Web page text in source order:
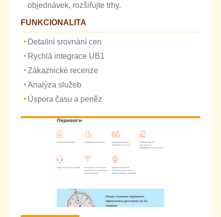
objednávek, rozšiřujte trhy.
FUNKCIONALITA
Detailní srovnání cen
Rychlá integrace UB1
Zákaznické recenze
Analýza služeb
Úspora času a peněz